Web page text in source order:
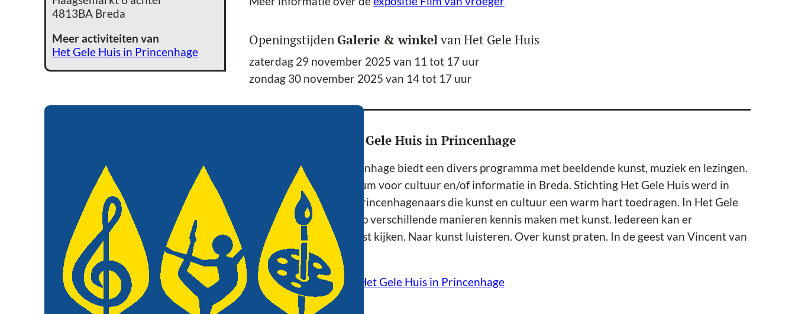
4813BA Breda
Meer activiteiten van
Het Gele Huis in Princenhage
OpeningstijdenGalerie & winkelvan Het Gele Huis
zaterdag 29 november 2025 van 11 tot 17 uur
zondag 30 november 2025 van 14 tot 17 uur
Over de locatie Het Gele Huis in Princenhage
Het Gele Huis in Princenhage biedt een divers programma met beeldende kunst, muziek en lezingen.
Een ontmoetingscentrum voor cultuur en/of informatie in Breda. Stichting Het Gele Huis werd in
2017 opgericht door Princenhagenaars die kunst en cultuur een warm hart toedragen. In Het Gele
Huis kunnen mensen op verschillende manieren kennis maken met kunst. Iedereen kan er
binnenlopen. Naar kunst kijken. Naar kunst luisteren. Over kunst praten. In de geest van Vincent van
Gogh.
Meer informatie over Het Gele Huis in Princenhage